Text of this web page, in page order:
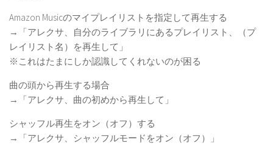
Amazon Musicのマイプレイリストを指定して再生する
→「アレクサ、自分のライブラリにあるプレイリスト、（プ
レイリスト名）を再生して」
※これはたまにしか認識してくれないのが困る
曲の頭から再生する場合
→「アレクサ、曲の初めから再生して」
シャッフル再生をオン（オフ）する
→「アレクサ、シャッフルモードをオン（オフ）」